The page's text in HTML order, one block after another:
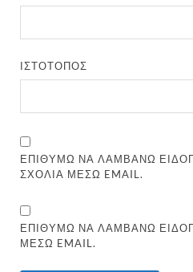
ΙΣΤΌΤΟΠΟΣ
ΕΠΙΘΥΜΏ ΝΑ ΛΑΜΒΆΝΩ
ΣΧΌΛΙΑ ΜΈΣΩ EMAIL.
ΕΠΙΘΥΜΏ ΝΑ ΛΑΜΒΆΝΩ
ΜΈΣΩ EMAIL.